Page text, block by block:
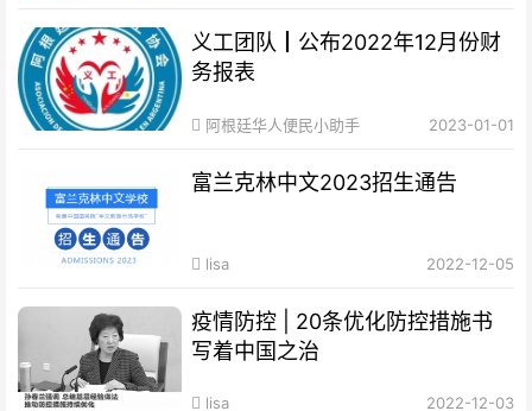
义工团队┃公布2022年12月份财
务报表
阿根廷华人便民小助手 2023-01-01
富兰克林中文2023招生通告
lisa 2022-12-05
疫情防控 | 20条优化防控措施书
写着中国之治
lisa 2022-12-03